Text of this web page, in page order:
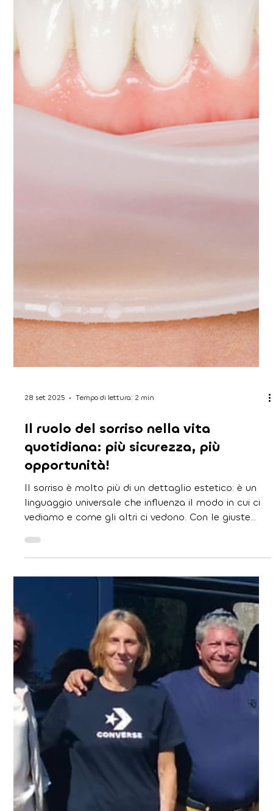
Il ruolo del sorriso nella vita
quotidiana: più sicurezza, più
opportunità!
Il sorriso è molto più di un dettaglio estetico: è un
linguaggio universale che influenza il modo in cui ci
vediamo e come gli altri ci vedono. Con le giuste
cure, la tecnologia più avanzata e un team che
mette te al centro, ogni giorno può essere quello
giusto per iniziare un cambiamento che ti
accompagnerà per tutta la vita.